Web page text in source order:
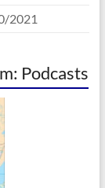
2021
Podcasts